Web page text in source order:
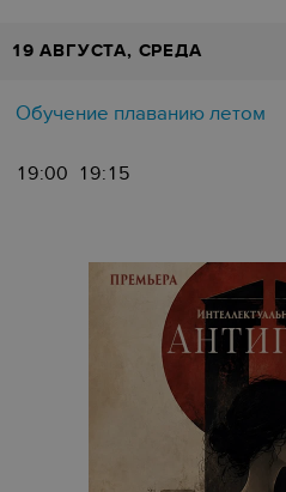
19 АВГУСТА, СРЕДА
Обучение плаванию летом
19:00 19:15